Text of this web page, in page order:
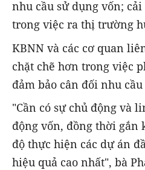
nhu cầu sử dụng vốn;
trong việc ra thị trường
KBNN và các cơ quan
chặt chẽ hơn trong việc
đảm bảo cân đối nhu
"Cần có sự chủ động và
động vốn, đồng thời gắn
độ thực hiện các dự án
hiệu quả cao nhất", bà